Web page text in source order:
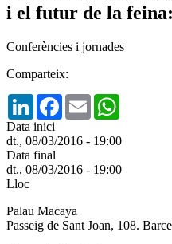
i el futur de la
Conferències i jornades
Comparteix:
LinkedInFacebook
Email
Data inici
dt., 08/03/2016 - 19:00
Data final
dt., 08/03/2016 - 19:00
Lloc
Palau Macaya
Passeig de Sant Joan, 108.